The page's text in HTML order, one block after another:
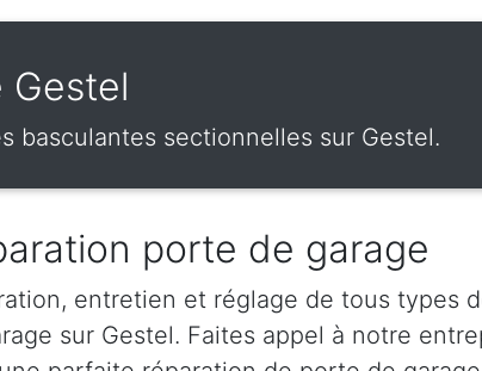
Gestel
basculantes sectionnelles sur Gestel.
porte de garage
entretien et réglage de tous types
sur Gestel. Faites appel à notre